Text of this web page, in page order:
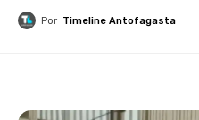
Por Timeline Antofagasta